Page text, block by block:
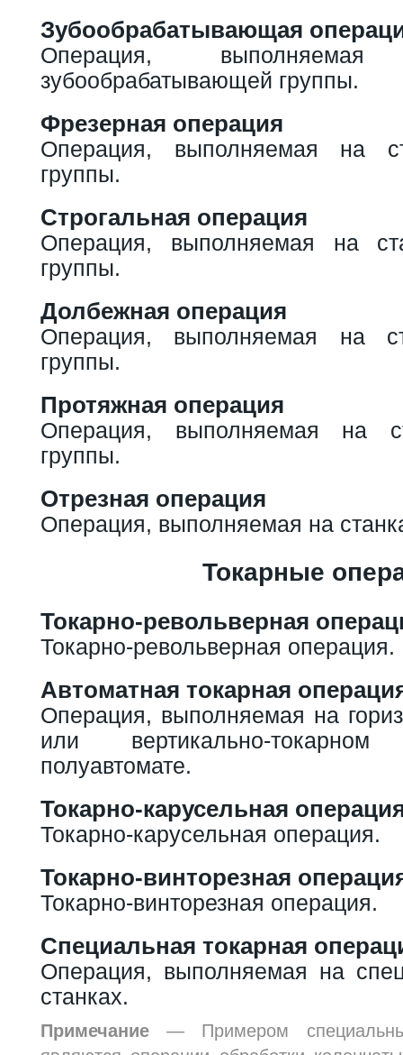
Зубообрабатывающая
Операция,
зубообрабатывающей группы.
Фрезерная операция
Операция, выполняемая на
группы.
Строгальная операция
Операция, выполняемая на
группы.
Долбежная операция
Операция, выполняемая на
группы.
Протяжная операция
Операция, выполняемая на
группы.
Отрезная операция
Операция, выполняемая на
Токарные
Токарно-револьверная
Токарно-револьверная операция.
Автоматная токарная
Операция, выполняемая на
или вертикально-
полуавтомате.
Токарно-карусельная
Токарно-карусельная операция.
Токарно-винторезная
Токарно-винторезная операция.
Специальная токарная
Операция, выполняемая на
станках.
Примечание — Примером